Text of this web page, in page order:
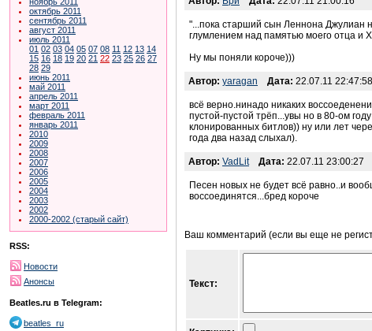
октябрь 2011
сентябрь 2011
август 2011
июль 2011
01 02 03 04 05 07 08 11 12 13 14
15 16 18 19 20 21 22 23 25 26 27
28 29
июнь 2011
май 2011
апрель 2011
март 2011
февраль 2011
январь 2011
2010
2009
2008
2007
2006
2005
2004
2003
2002
2000-2002 (старый сайт)
RSS:
Новости
Анонсы
Beatles.ru в Telegram:
beatles_ru
"...пока старший сын Леннона Джулиан
глумлением над памятью моего отца и
Ну мы поняли короче)))
Автор: yaragan Дата: 22.07.11 22:47:58
всё верно.нинадо никаких
пустой-пустой трёп...увы но в 80-ом
клонированных битлов)) ну или лет
года два назад слыхал).
Автор: VadLit Дата: 22.07.11 23:00:27
Песен новых не будет всё равно..и
воссоединятся...бред короче
Ваш комментарий (если вы еще не
Текст: